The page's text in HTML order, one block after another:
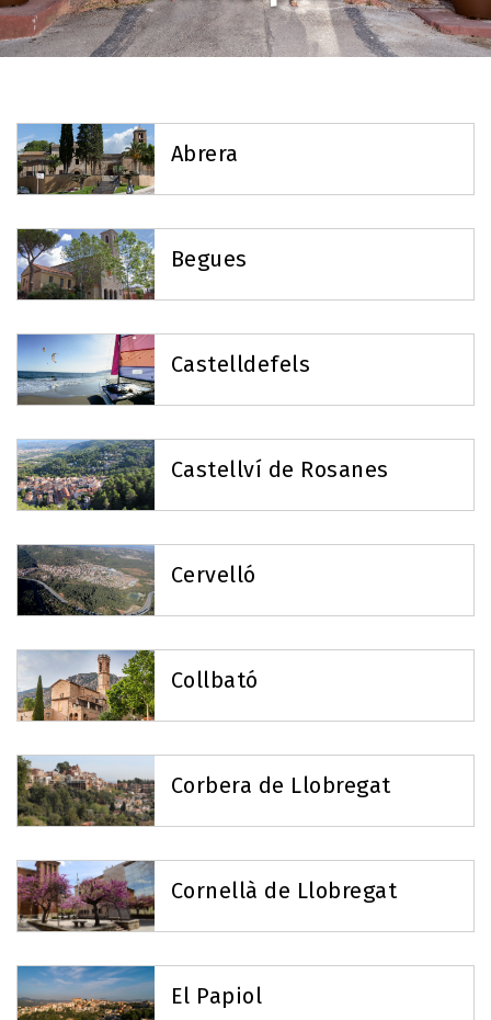
Abrera
Begues
Castelldefels
Castellví de Rosanes
Cervelló
Collbató
Corbera de Llobregat
Cornellà de Llobregat
El Papiol